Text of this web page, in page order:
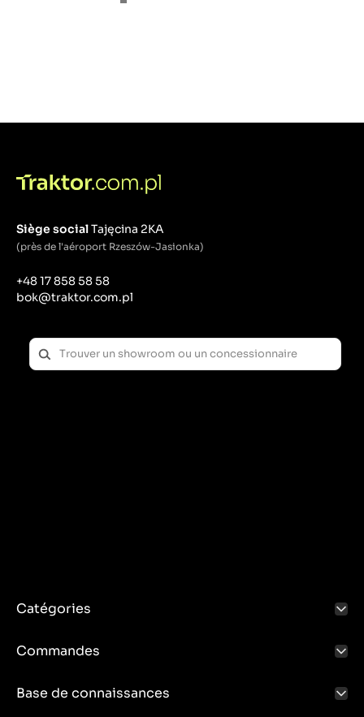
Siège socialTajęcina 2KA
(près de l'aéroport Rzeszów-Jasionka)
+48 17 858 58 58
bok@traktor.com.pl
Catégories
Commandes
Base de connaissances